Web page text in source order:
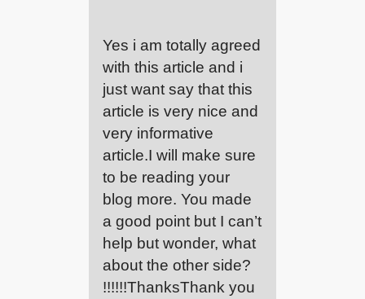
Yes i am totally agreed
with this article and i
just want say that this
article is very nice and
very informative
article.I will make sure
to be reading your
blog more. You made
a good point but I can’t
help but wonder, what
about the other side?
!!!!!!ThanksThank you